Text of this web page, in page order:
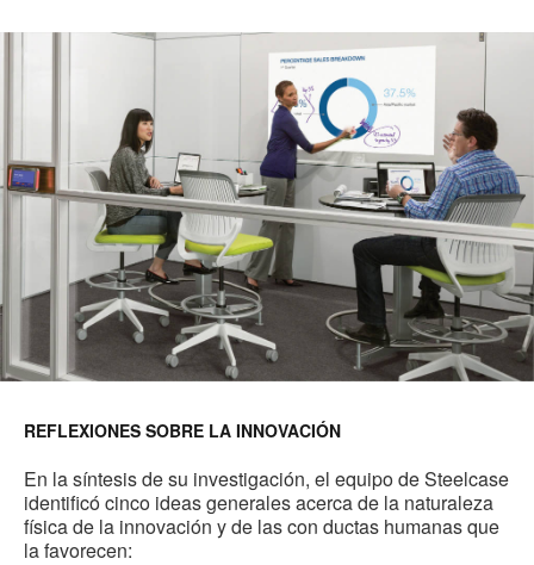
REFLEXIONES SOBRE LA INNOVACIÓN
En la síntesis de su investigación, el equipo de Steelcase
identificó cinco ideas generales acerca de la naturaleza
física de la innovación y de las con ductas humanas que
la favorecen: